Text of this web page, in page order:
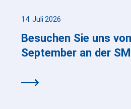
14. Juli 2026
Besuchen Sie uns
September an der